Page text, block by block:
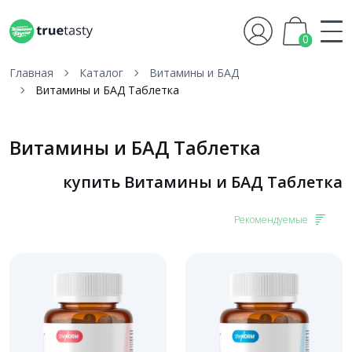
0
Главная Каталог
Витамины и БАД
Витамины и БАД Таблетка
Витамины и БАД Таблетка
купить Витамины и БАД Таблетка
Рекомендуемые